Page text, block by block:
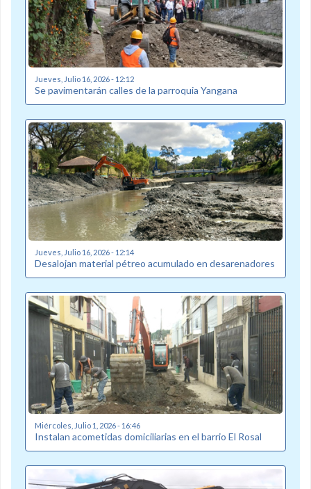
Jueves, Julio 16, 2026 - 12:12
Se pavimentarán calles de la parroquia Yangana
Jueves, Julio 16, 2026 - 12:14
Desalojan material pétreo acumulado en desarenadores
Miércoles, Julio 1, 2026 - 16:46
Instalan acometidas domiciliarias en el barrio El Rosal